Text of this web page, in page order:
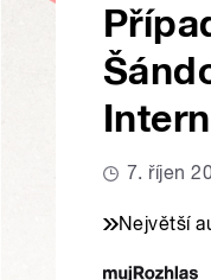
7. říjen
Největší